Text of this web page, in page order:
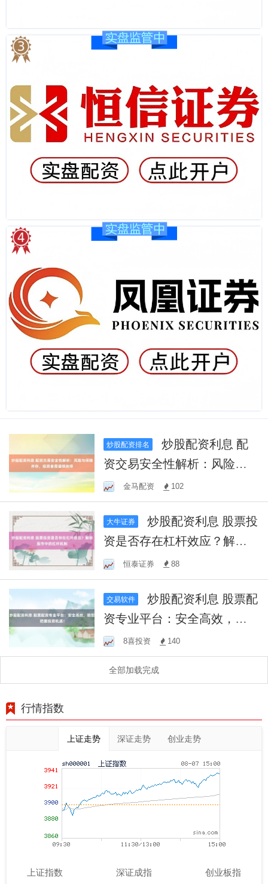
炒股配资排名
炒股配资利息 配
资交易安全性解析：风险与
保障并存，投资者需谨慎抉
择
金马配资 102
大牛证券
炒股配资利息 股票投
资是否存在杠杆效应？解析
股市中的杠杆机制
恒泰证券 88
交易软件
炒股配资利息 股票配
资专业平台：安全高效，助
您把握投资机遇！
8喜投资 140
全部加载完成
行情指数
上证走势 深证走势 创业走势
上证指数 深证成指 创业板指